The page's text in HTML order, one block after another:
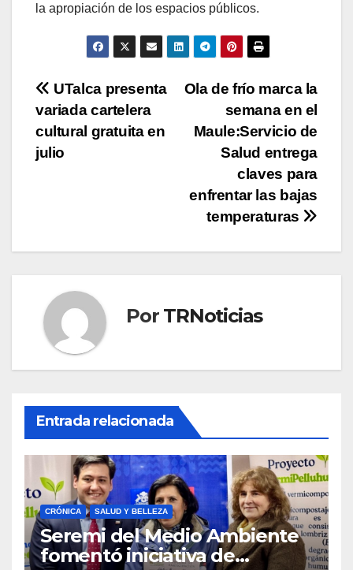
la apropiación de los espacios públicos.
Navegación
de
entradas
Ola de frío marca la
semana en el
Maule:Servicio de
Salud entrega
claves para
enfrentar las bajas
temperaturas
UTalca presenta
variada cartelera
cultural gratuita en
julio
Por TRNoticias
Entrada relacionada
CRÓNICA SALUD Y BELLEZA
Seremi del Medio Ambiente
fomentó iniciativa de